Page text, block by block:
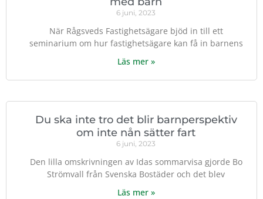
6 juni, 2023
När Rågsveds Fastighetsägare bjöd in till ett
seminarium om hur fastighetsägare kan få in barnens
Läs mer »
Du ska inte tro det blir barnperspektiv
om inte nån sätter fart
6 juni, 2023
Den lilla omskrivningen av Idas sommarvisa gjorde Bo
Strömvall från Svenska Bostäder och det blev
Läs mer »